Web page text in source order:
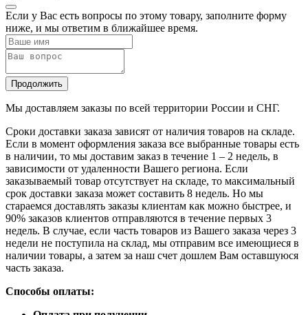
Если у Вас есть вопросы по этому товару, заполните форму
ниже, и мы ответим в ближайшее время.
Продолжить
Мы доставляем заказы по всей территории России и СНГ.
Сроки доставки заказа зависят от наличия товаров на складе.
Если в момент оформления заказа все выбранные товары есть
в наличии, то мы доставим заказ в течение 1 – 2 недель, в
зависимости от удаленности Вашего региона. Если
заказываемый товар отсутствует на складе, то максимальный
срок доставки заказа может составить 8 недель. Но мы
стараемся доставлять заказы клиентам как можно быстрее, и
90% заказов клиентов отправляются в течение первых 3
недель. В случае, если часть товаров из Вашего заказа через 3
недели не поступила на склад, мы отправим все имеющиеся в
наличии товары, а затем за наш счет дошлем Вам оставшуюся
часть заказа.
Способы оплаты: